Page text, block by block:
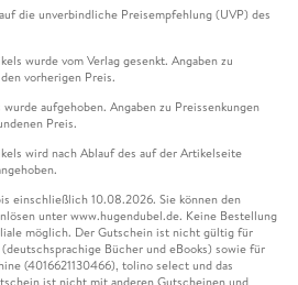
die unverbindliche Preisempfehlung (UVP) des
wurde vom Verlag gesenkt. Angaben zu
vorherigen Preis.
aufgehoben. Angaben zu Preissenkungen
Preis.
wird nach Ablauf des auf der Artikelseite
einschließlich 10.08.2026. Sie können den
unter www.hugendubel.de. Keine Bestellung
möglich. Der Gutschein ist nicht gültig für
Bücher und eBooks) sowie für
(4016621130466), tolino select und das